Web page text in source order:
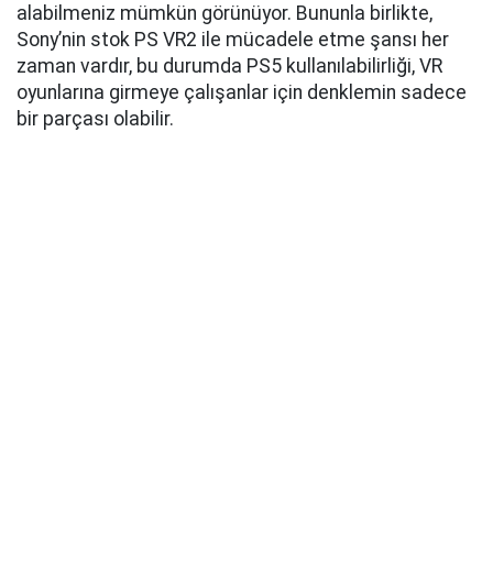
alabilmeniz mümkün görünüyor. Bununla birlikte,
Sony’nin stok PS VR2 ile mücadele etme şansı her
zaman vardır, bu durumda PS5 kullanılabilirliği, VR
oyunlarına girmeye çalışanlar için denklemin sadece
bir parçası olabilir.